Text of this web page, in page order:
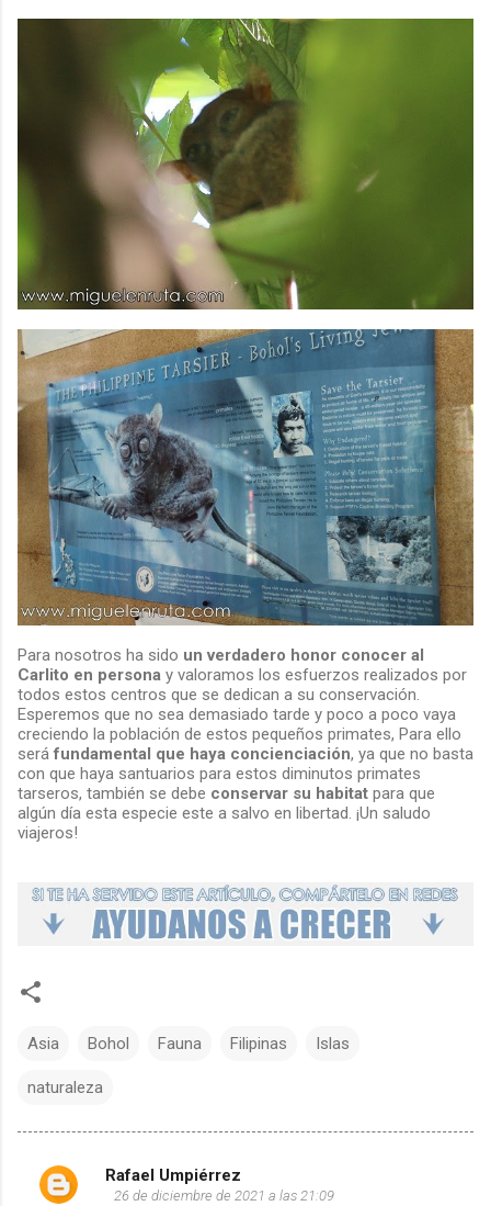
Para nosotros ha sido un verdadero honor conocer al
Carlito en persona y valoramos los esfuerzos realizados por
todos estos centros que se dedican a su conservación.
Esperemos que no sea demasiado tarde y poco a poco vaya
creciendo la población de estos pequeños primates, Para ello
seráfundamental que haya concienciación, ya que no basta
con que haya santuarios para estos diminutos primates
tarseros, también se debe conservar su habitat para que
algún día esta especie este a salvo en libertad. ¡Un saludo
viajeros!
Asia Bohol Fauna Filipinas Islas
naturaleza
C
Rafael Umpiérrez
26 de diciembre de 2021 a las 21:09